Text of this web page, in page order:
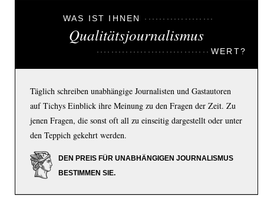
WAS IST IHNEN
Qualitätsjournalismus
WERT?
Täglich schreiben unabhängige Journalisten und Gastautoren
auf Tichys Einblick ihre Meinung zu den Fragen der Zeit. Zu
jenen Fragen, die sonst oft all zu einseitig dargestellt oder unter
den Teppich gekehrt werden.
DEN PREIS FÜR UNABHÄNGIGEN JOURNALISMUS
BESTIMMEN SIE.